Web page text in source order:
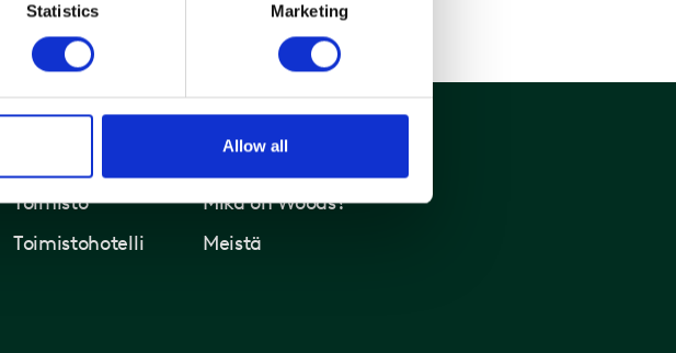
Statistics Marketing
Allow all
Ratkaisut
Toimisto
Toimistohotelli
Woods
Mikä on Woods?
Meistä